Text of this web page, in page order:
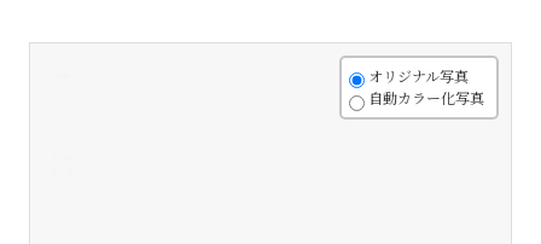
オリジナル写真
自動カラー化写真